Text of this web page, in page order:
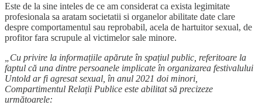
Este de la sine inteles de ce am considerat ca exista legimitate
profesionala sa aratam societatii si organelor abilitate date clare
despre comportamentul sau reprobabil, acela de hartuitor sexual, de
profitor fara scrupule al victimelor sale minore.
„Cu privire la informațiile apărute în spațiul public, referitoare la
faptul că una dintre persoanele implicate în organizarea festivalului
Untold ar fi agresat sexual, în anul 2021 doi minori,
Compartimentul Relații Publice este abilitat să precizeze
următoarele: